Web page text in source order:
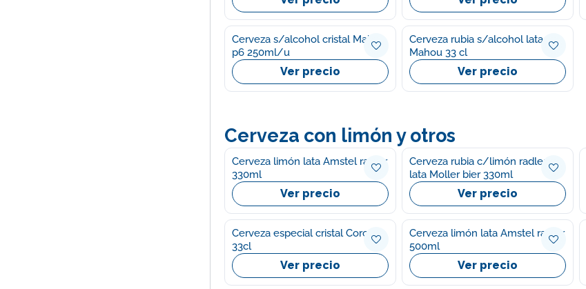
Cerveza s/alcohol cristal Mahou
p6 250ml/u
Ver precio
Cerveza rubia s/alcohol lata
Mahou 33 cl
Ver precio
Cerveza con limón y otros
Cerveza limón lata Amstel radler
330ml
Ver precio
Cerveza rubia c/limón radler
lata Moller bier 330ml
Ver precio
Cerveza especial cristal Corona
33cl
Ver precio
Cerveza limón lata Amstel radler
500ml
Ver precio